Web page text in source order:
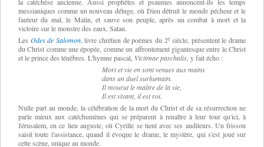
messianiques comme un nouveau déluge, où Dieu détruit le monde pécheur et le
fauteur du mal, le Malin, et sauve son peuple, après un combat à mort et la
victoire surle monstre des eaux, Satan.
Les Odes de Salomon, livre chrétien de poèmes du 2e siècle, présentent le drame
du Christ comme une épopée, commeun affrontement gigantesque entre le Christ
et le prince des ténèbres. L'hymnepascal, Victimae paschalis , y fait écho :
Mort et vie en sontvenues aux mains
dans un duelsurhumain.
Il mourut le maîtrede la vie,
Il est vivant, il est roi.
Nulle part au monde, la célébration de la mort du Christ et de sa résurrection ne
parle mieux aux catéchumènes quise préparent à renaître à leur tour qu'ici, à
Jérusalem, en ce lieu auguste, où Cyrille se tient avec ses auditeurs. Un frisson
saisit toute l'assistance, quand il évoque le drame, le mystère, qui s'est joué sur
cette scène, unique au monde.